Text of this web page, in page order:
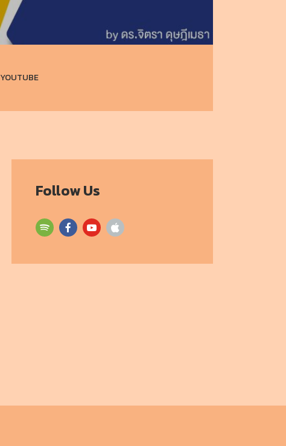
YOUTUBE
Follow Us